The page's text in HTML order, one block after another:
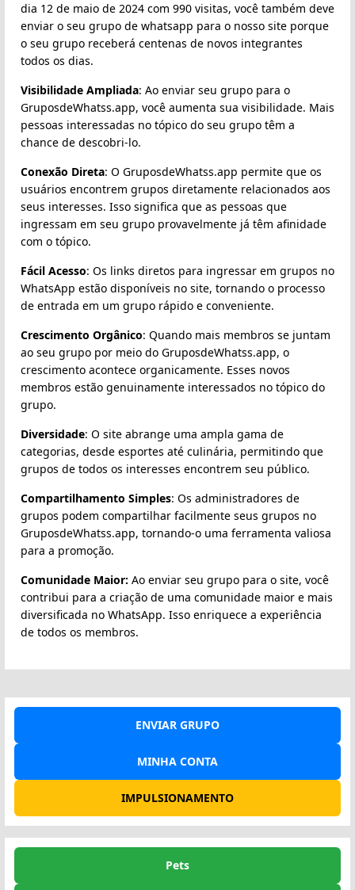
dia 12 de maio de 2024 com 990 visitas, você também deve
enviar o seu grupo de whatsapp para o nosso site porque
o seu grupo receberá centenas de novos integrantes
todos os dias.
Visibilidade Ampliada: Ao enviar seu grupo para o
GruposdeWhatss.app, você aumenta sua visibilidade. Mais
pessoas interessadas no tópico do seu grupo têm a
chance de descobri-lo.
Conexão Direta: O GruposdeWhatss.app permite que os
usuários encontrem grupos diretamente relacionados aos
seus interesses. Isso significa que as pessoas que
ingressam em seu grupo provavelmente já têm afinidade
com o tópico.
Fácil Acesso: Os links diretos para ingressar em grupos no
WhatsApp estão disponíveis no site, tornando o processo
de entrada em um grupo rápido e conveniente.
Crescimento Orgânico: Quando mais membros se juntam
ao seu grupo por meio do GruposdeWhatss.app, o
crescimento acontece organicamente. Esses novos
membros estão genuinamente interessados no tópico do
grupo.
Diversidade: O site abrange uma ampla gama de
categorias, desde esportes até culinária, permitindo que
grupos de todos os interesses encontrem seu público.
Compartilhamento Simples: Os administradores de
grupos podem compartilhar facilmente seus grupos no
GruposdeWhatss.app, tornando-o uma ferramenta valiosa
para a promoção.
Comunidade Maior: Ao enviar seu grupo para o site, você
contribui para a criação de uma comunidade maior e mais
diversificada no WhatsApp. Isso enriquece a experiência
de todos os membros.
ENVIAR GRUPO
MINHA CONTA
IMPULSIONAMENTO
Pets